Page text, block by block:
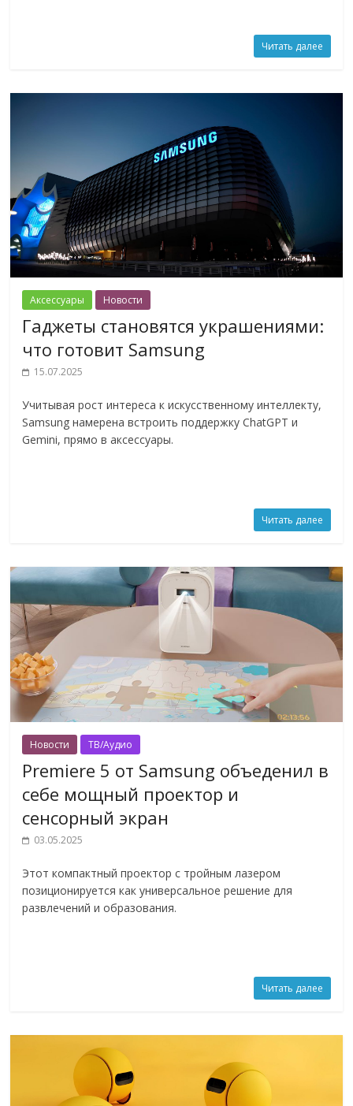
Читать далее
Аксессуары Новости
Гаджеты становятся украшениями:
что готовит Samsung
15.07.2025
Учитывая рост интереса к искусственному интеллекту,
Samsung намерена встроить поддержку ChatGPT и
Gemini, прямо в аксессуары.
Читать далее
Новости ТВ/Аудио
Premiere 5 от Samsung объеденил в
себе мощный проектор и
сенсорный экран
03.05.2025
Этот компактный проектор с тройным лазером
позиционируется как универсальное решение для
развлечений и образования.
Читать далее